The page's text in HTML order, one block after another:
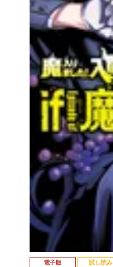
電子版 試し読み